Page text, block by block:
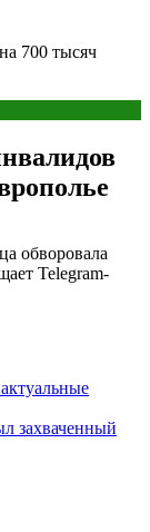
700 тысяч
обворовала
Telegram-
захваченный